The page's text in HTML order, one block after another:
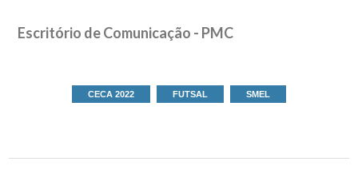
Escritório de Comunicação - PMC
CECA 2022 FUTSAL SMEL